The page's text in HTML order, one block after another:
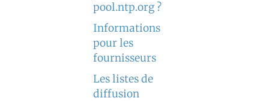
pool.ntp.org ?
Informations
pour les
fournisseurs
Les listes de
diffusion